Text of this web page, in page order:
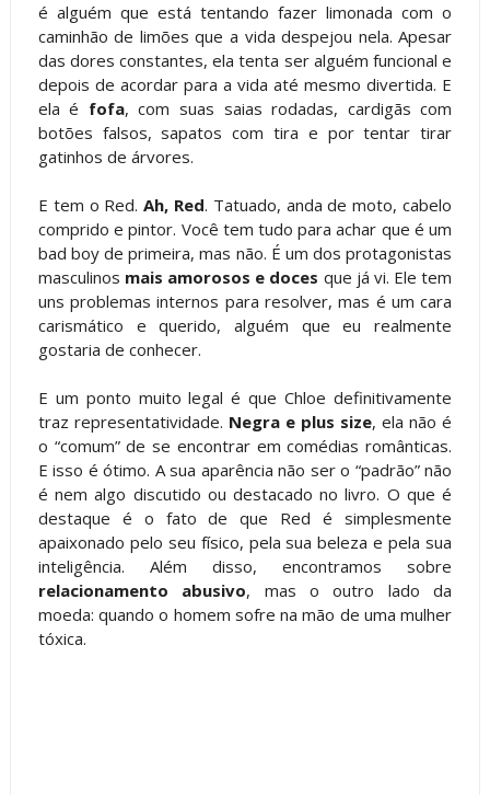
é alguém que está tentando fazer limonada com o
caminhão de limões que a vida despejou nela. Apesar
das dores constantes, ela tenta ser alguém funcional e
depois de acordar para a vida até mesmo divertida. E
ela é fofa, com suas saias rodadas, cardigãs com
botões falsos, sapatos com tira e por tentar tirar
gatinhos de árvores.
E tem o Red.Ah, Red. Tatuado, anda de moto, cabelo
comprido e pintor. Você tem tudo para achar que é um
bad boy de primeira, mas não. É um dos protagonistas
masculinos mais amorosos e doces que já vi. Ele tem
uns problemas internos para resolver, mas é um cara
carismático e querido, alguém que eu realmente
gostaria de conhecer.
E um ponto muito legal é que Chloe definitivamente
traz representatividade. Negra e plus size, ela não é
o “comum” de se encontrar em comédias românticas.
E isso é ótimo. A sua aparência não ser o “padrão” não
é nem algo discutido ou destacado no livro. O que é
destaque é o fato de que Red é simplesmente
apaixonado pelo seu físico, pela sua beleza e pela sua
inteligência. Além disso, encontramos sobre
relacionamento abusivo, mas o outro lado da
moeda: quando o homem sofre na mão de uma mulher
tóxica.